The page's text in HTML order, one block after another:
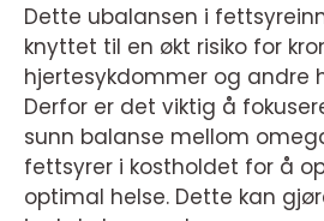
Dette ubalansen i
knyttet til en økt risiko for
hjertesykdommer og andre
Derfor er det viktig å
sunn balanse mellom
fettsyrer i kostholdet for å
optimal helse. Dette kan